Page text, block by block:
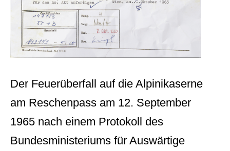
Der Feuerüberfall auf die Alpinikaserne
am Reschenpass am 12. September
1965 nach einem Protokoll des
Bundesministeriums für Auswärtige